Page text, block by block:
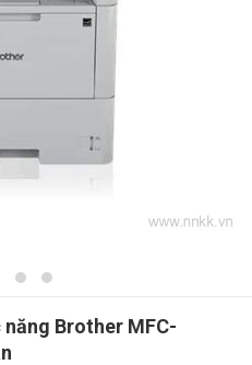
Brother MFC-